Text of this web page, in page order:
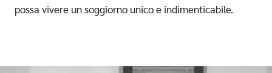
possa vivere un soggiorno unico e indimenticabile.